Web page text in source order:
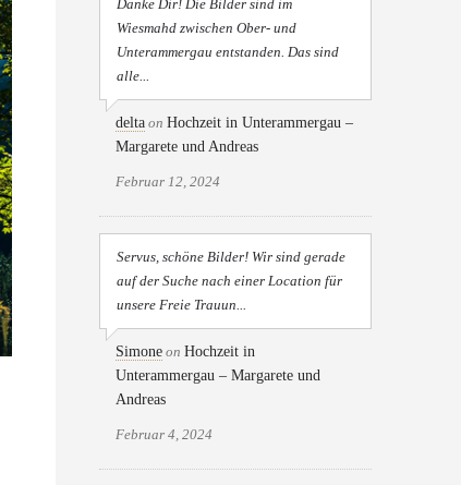
Danke Dir! Die Bilder sind im
Wiesmahd zwischen Ober- und
Unterammergau entstanden. Das sind
alle...
delta on Hochzeit in Unterammergau –
Margarete und Andreas
Februar 12, 2024
Servus, schöne Bilder! Wir sind gerade
auf der Suche nach einer Location für
unsere Freie Trauun...
Simone on Hochzeit in
Unterammergau – Margarete und
Andreas
Februar 4, 2024